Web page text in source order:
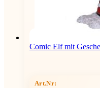
Comic Elf mit
Art.Nr: